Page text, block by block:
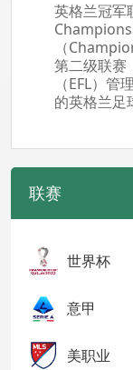
英格兰冠
（
第二级联赛
（EFL）
的英格兰足
联赛
世界杯
意甲
美职业